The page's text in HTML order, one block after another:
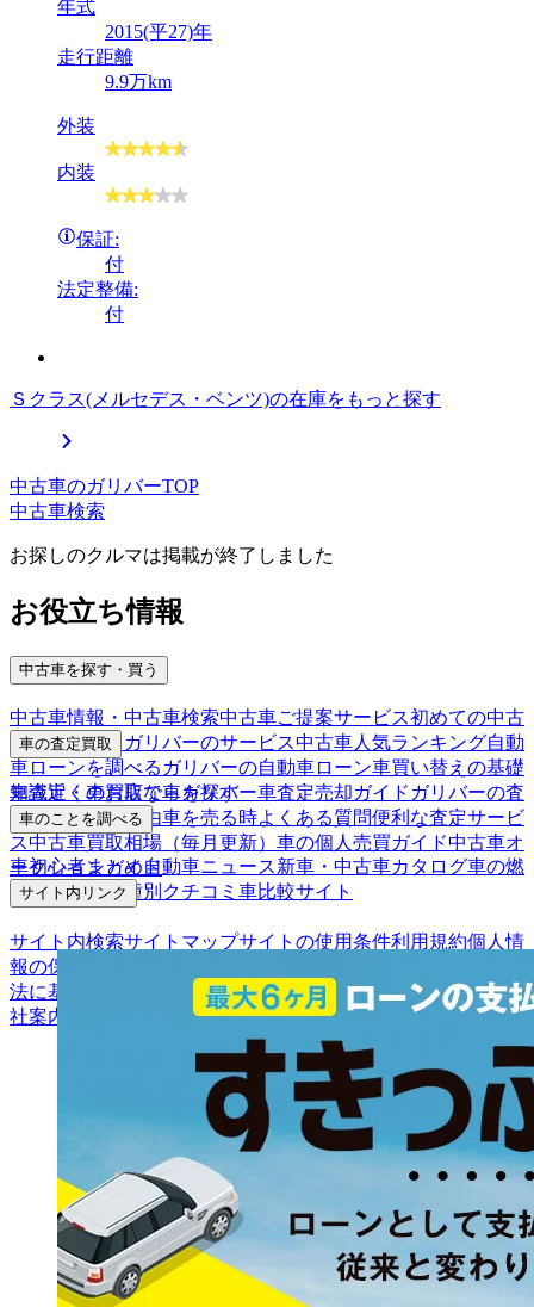
年式
2015(平27)年
走行距離
9.9万km
外装
内装
保証:
付
法定整備:
付
Ｓクラス(メルセデス・ベンツ)の在庫をもっと探す
中古車のガリバーTOP
中古車検索
お探しのクルマは掲載が終了しました
お役立ち情報
中古車を探す・買う
中古車情報・中古車検索中古車ご提案サービス初めての中古
車購入ガイド
ガリバーのサービス中古車人気ランキング自動
車ローンを調べる ガリバーの自動車ローン車買い替えの基礎
知識近くのお店で車を探す
車の査定買取
車査定・車買取ならガリバー車査定売却ガイド ガリバーの査
定が選ばれる理由車を売る時よくある質問便利な査定サービ
ス中古車買取相場（毎月更新） 車の個人売買ガイド中古車オ
ークションガイド
車のことを調べる
車初心者まとめ自動車ニュース新車・中古車カタログ車の燃
費を調べる車種別クチコミ 車比較サイト
サイト内リンク
サイト内検索サイトマップサイトの使用条件利用規約個人情
報の保護について
法に基づく表示
アフィリエイトパートナー募集お客様の声会
社案内